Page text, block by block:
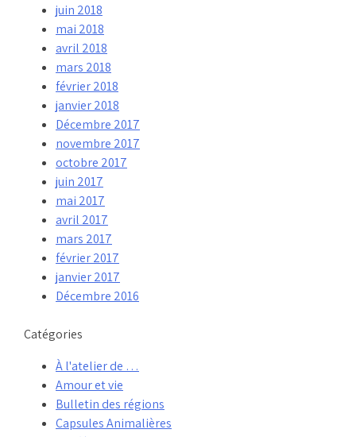
juin 2018
mai 2018
avril 2018
mars 2018
février 2018
janvier 2018
Décembre 2017
novembre 2017
octobre 2017
juin 2017
mai 2017
avril 2017
mars 2017
février 2017
janvier 2017
Décembre 2016
Catégories
À l'atelier de …
Amour et vie
Bulletin des régions
Capsules Animalières